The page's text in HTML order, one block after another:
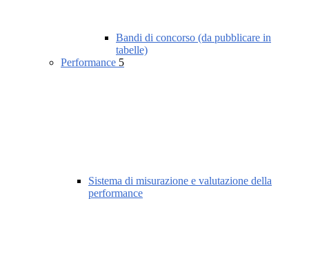
Bandi di concorso (da pubblicare in
tabelle)
Performance 5
Sistema di misurazione e valutazione della
performance